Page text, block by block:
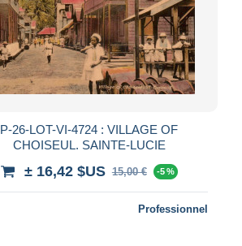
P-26-LOT-VI-4724 : VILLAGE OF
CHOISEUL. SAINTE-LUCIE
± 16,42 $US 15,00 € -5 %
Professionnel